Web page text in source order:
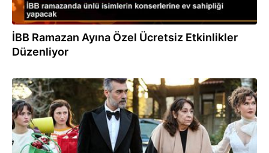
İBB Ramazan Ayına Özel Ücretsiz Etkinlikler
Düzenliyor
13.02.2024